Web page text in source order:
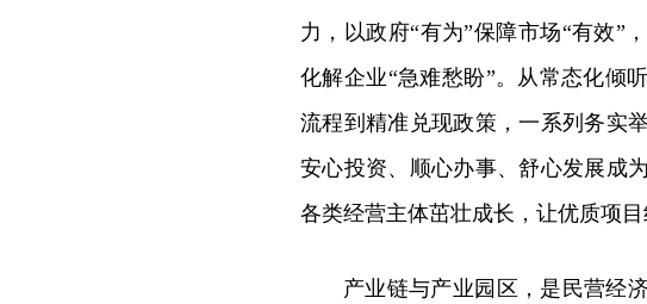
力，以政府“有为”保障市场“有效”
化解企业“急难愁盼”。从常态化倾
流程到精准兑现政策，一系列务实
安心投资、顺心办事、舒心发展成
各类经营主体茁壮成长，让优质项目
产业链与产业园区，是民营经